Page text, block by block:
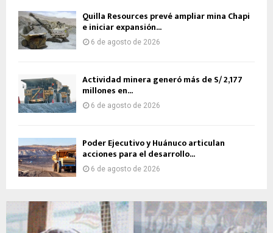
Quilla Resources prevé ampliar mina Chapi
e iniciar expansión...
6 de agosto de 2026
Actividad minera generó más de S/ 2,177
millones en...
6 de agosto de 2026
Poder Ejecutivo y Huánuco articulan
acciones para el desarrollo...
6 de agosto de 2026